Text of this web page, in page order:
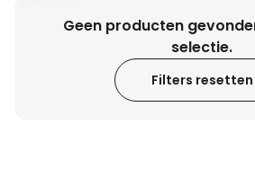
Geen producten
selectie.
Filters resetten